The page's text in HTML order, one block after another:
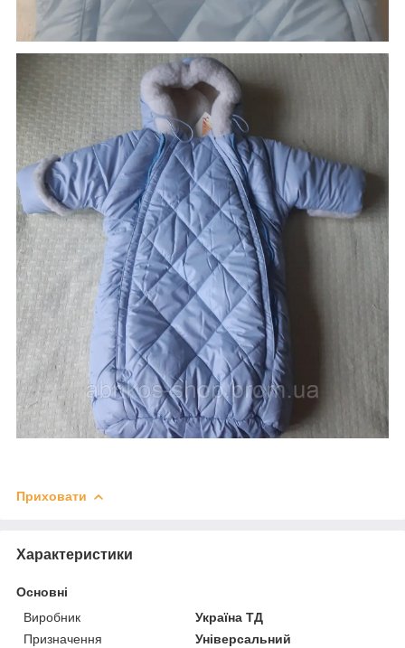
Приховати
Характеристики
Основні
Виробник
Україна ТД
Призначення
Універсальний